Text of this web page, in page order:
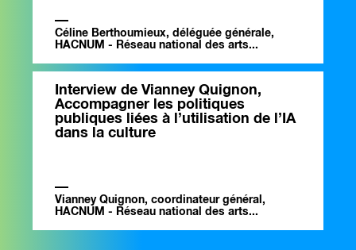
Céline Berthoumieux, déléguée générale,
HACNUM - Réseau national des arts...
Interview de Vianney Quignon,
Accompagner les politiques
publiques liées à l’utilisation de l’IA
dans la culture
Vianney Quignon, coordinateur général,
HACNUM - Réseau national des arts...